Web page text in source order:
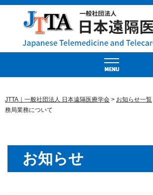
JTTA｜一般社団法人 日本遠隔医療学会 > お知らせ一覧
務局業務について
お知らせ